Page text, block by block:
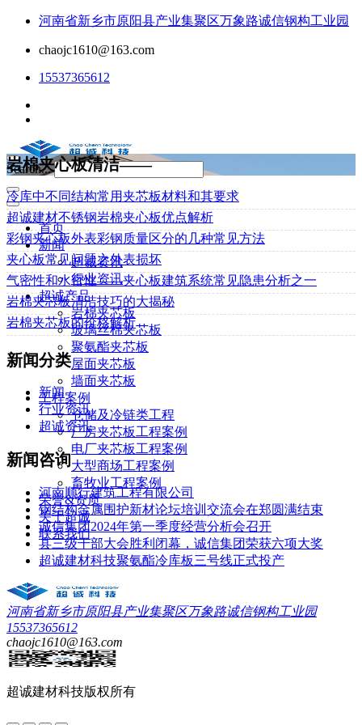
河南省新乡市原阳县产业集聚区万象路诚信钢构工业园
chaojc1610@163.com
15537365612
Search...
首页
新闻
超诚资讯
行业资讯
超诚产品
岩棉夹芯板
玻璃丝棉夹芯板
聚氨酯夹芯板
屋面夹芯板
墙面夹芯板
工程案例
仓储及冷链类工程
厂房夹芯板工程案例
电厂夹芯板工程案例
大型商场工程案例
畜牧业工程案例
荣誉&资质
关于超诚
联系我们
岩棉夹心板清洁——
冷库中不同结构常用夹芯板材料和其要求
超诚建材不锈钢岩棉夹心板优点解析
彩钢夹心板外表彩钢质量区分的几种常见方法
夹心板常见问题之外表损坏
气密性和水密性——夹心板建筑系统常见隐患分析之一
岩棉夹芯板清洁技巧的大揭秘
岩棉夹芯板的价格解析
新闻分类
新闻
行业资讯
超诚资讯
新闻咨询
河南顺行建筑工程有限公司
钢结构金属围护新材论坛培训交流会在郑圆满结束
诚信集团2024年第一季度经营分析会召开
县三级干部大会胜利闭幕，诚信集团荣获六项大奖
超诚建材科技聚氨酯冷库板三号线正式投产
河南省新乡市原阳县产业集聚区万象路诚信钢构工业园
15537365612
chaojc1610@163.com
超诚建材科技版权所有